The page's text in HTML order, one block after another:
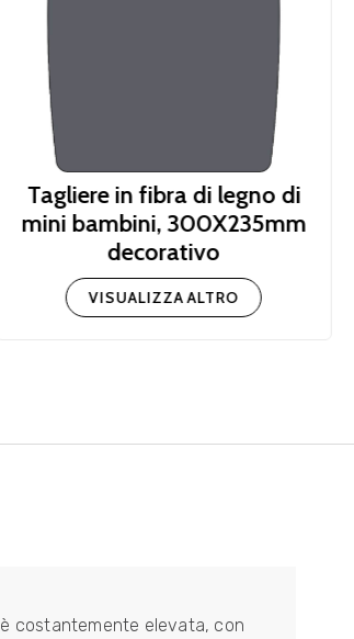
Tagliere in fibra di legno di
mini bambini, 300X235mm
decorativo
VISUALIZZA ALTRO
costantemente elevata, con